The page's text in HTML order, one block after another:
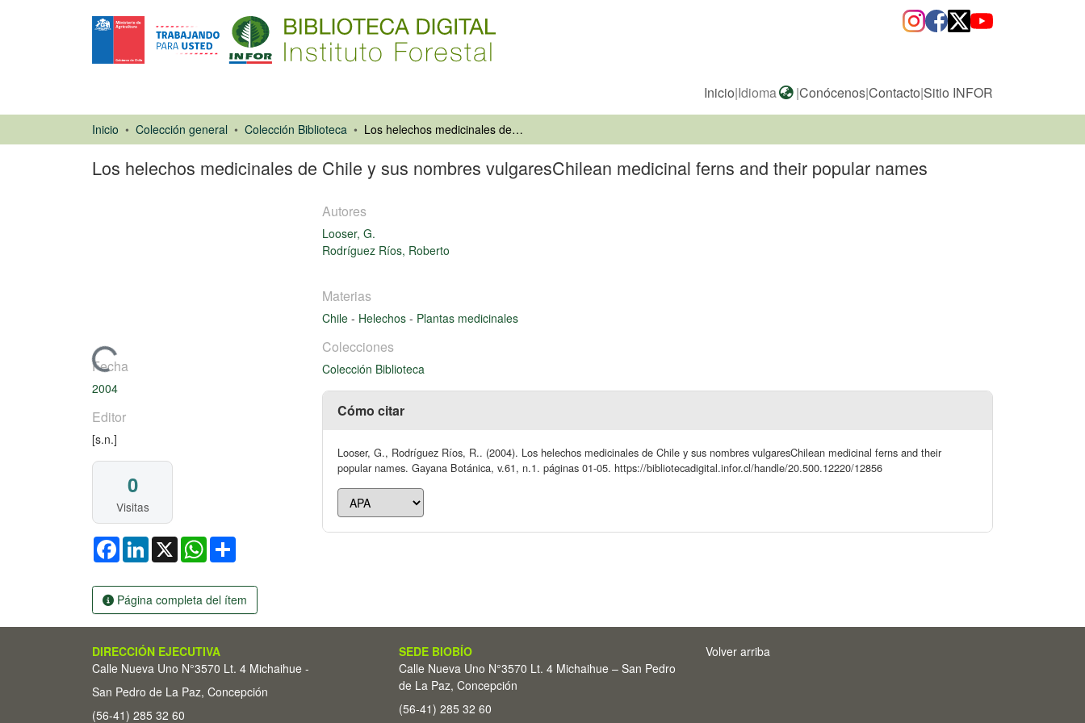
Inicio|Idioma |Conócenos|Contacto|Sitio INFOR
Inicio Colección general Colección Biblioteca Los helechos medicinales de Chile y sus nombres vulgaresChilean medicinal ferns and their popular names
Los helechos medicinales de Chile y sus nombres vulgaresChilean medicinal ferns and their popular names
Cargando...
Fecha
2004
Editor
[s.n.]
0
Visitas
FacebookLinkedIn
X WhatsApp
Página completa del ítem
Autores
Looser, G.
Rodríguez Ríos, Roberto
Materias
Chile - Helechos - Plantas medicinales
Colecciones
Colección Biblioteca
Cómo citar
Looser, G., Rodríguez Ríos, R.. (2004). Los helechos medicinales de Chile y sus nombres vulgaresChilean medicinal ferns and their
popular names. Gayana Botánica, v.61, n.1. páginas 01-05. https://bibliotecadigital.infor.cl/handle/20.500.12220/12856
DIRECCIÓN EJECUTIVA
Calle Nueva Uno N°3570 Lt. 4 Michaihue -
San Pedro de La Paz, Concepción
(56-41) 285 32 60
SEDE BIOBÍO
Calle Nueva Uno N°3570 Lt. 4 Michaihue – San Pedro
de La Paz, Concepción
(56-41) 285 32 60
Volver arriba